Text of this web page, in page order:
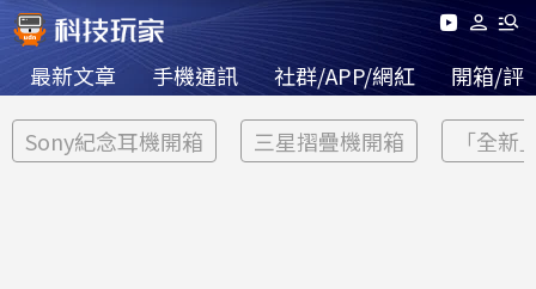
最新文章 手機通訊 社群/APP/網紅 開箱/評
Sony紀念耳機開箱 三星摺疊機開箱 「全新